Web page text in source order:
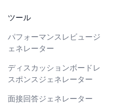
ツール
パフォーマンスレビュージ
ェネレーター
ディスカッションボードレ
スポンスジェネレーター
面接回答ジェネレーター